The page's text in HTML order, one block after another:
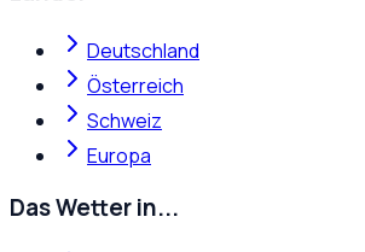
Deutschland
Österreich
Schweiz
Europa
Das Wetter in...